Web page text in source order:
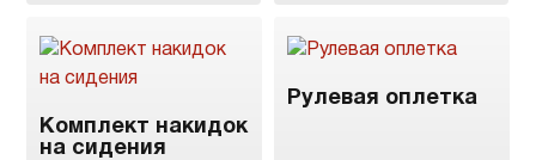
Комплект накидок
на сидения
Рулевая оплетка